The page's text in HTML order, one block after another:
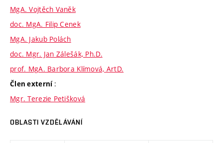
MgA. Vojtěch Vaněk
doc. MgA. Filip Cenek
MgA. Jakub Polách
doc. Mgr. Jan Zálešák, Ph.D.
prof. MgA. Barbora Klímová, ArtD.
Člen externí :
Mgr. Terezie Petišková
OBLASTI VZDĚLÁVÁNÍ